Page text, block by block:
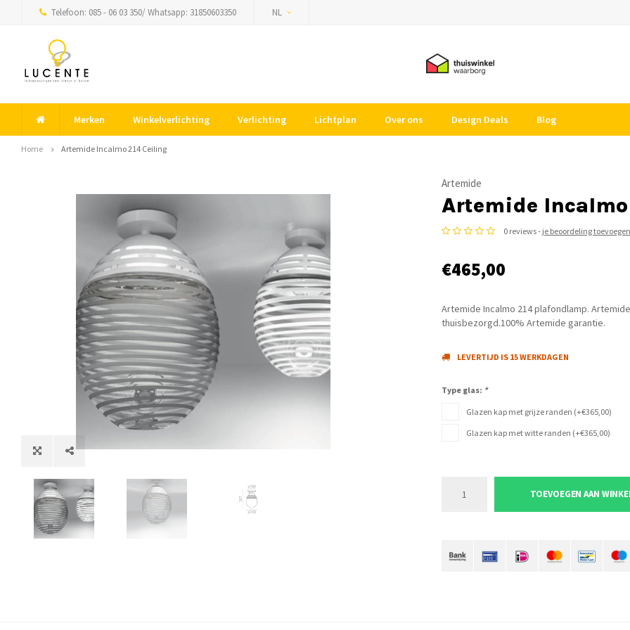
Telefoon: 085 - 06 03 350/ Whatsapp: 31850603350 NL
Merken Winkelverlichting Verlichting Lichtplan Over ons Design Deals Blog
Home Artemide Incalmo 214 Ceiling
Artemide
Artemide
0 reviews - je beoordeling toevoegen
€465,00
Artemide Incalmo 214 plafondlamp.
thuisbezorgd.100% Artemide garantie.
LEVERTIJD IS 15 WERKDAGEN
Type glas: *
Glazen kap met grijze randen (+€365,00)
Glazen kap met witte randen (+€365,00)
TOEVOEGEN AAN